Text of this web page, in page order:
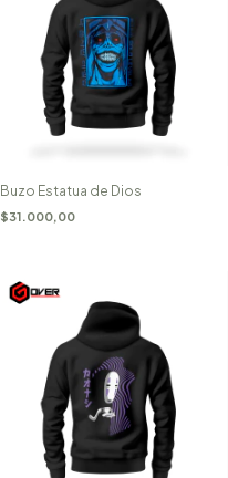
Buzo Estatua de Dios
$31.000,00